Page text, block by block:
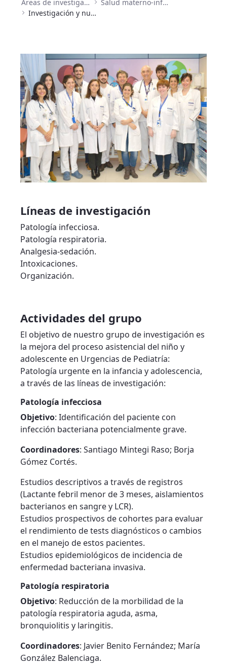
Áreas de investigación
Salud materno-infantil y reproducción asistida
Investigación y nuevas estrategias de mejora en la atención al niño y al adolescente en urgencias
Líneas de investigación
Patología infecciosa.
Patología respiratoria.
Analgesia-sedación.
Intoxicaciones.
Organización.
Actividades del grupo
El objetivo de nuestro grupo de investigación es
la mejora del proceso asistencial del niño y
adolescente en Urgencias de Pediatría:
Patología urgente en la infancia y adolescencia,
a través de las líneas de investigación:
Patología infecciosa
Objetivo: Identificación del paciente con
infección bacteriana potencialmente grave.
Coordinadores: Santiago Mintegi Raso; Borja
Gómez Cortés.
Estudios descriptivos a través de registros
(Lactante febril menor de 3 meses, aislamientos
bacterianos en sangre y LCR).
Estudios prospectivos de cohortes para evaluar
el rendimiento de tests diagnósticos o cambios
en el manejo de estos pacientes.
Estudios epidemiológicos de incidencia de
enfermedad bacteriana invasiva.
Patología respiratoria
Objetivo: Reducción de la morbilidad de la
patología respiratoria aguda, asma,
bronquiolitis y laringitis.
Coordinadores: Javier Benito Fernández; María
González Balenciaga.